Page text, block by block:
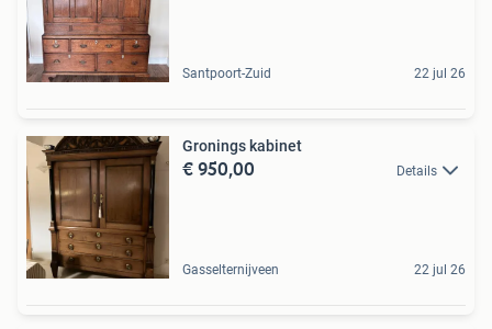
Santpoort-Zuid 22 jul 26
Gronings kabinet
€ 950,00 Details
Gasselternijveen 22 jul 26